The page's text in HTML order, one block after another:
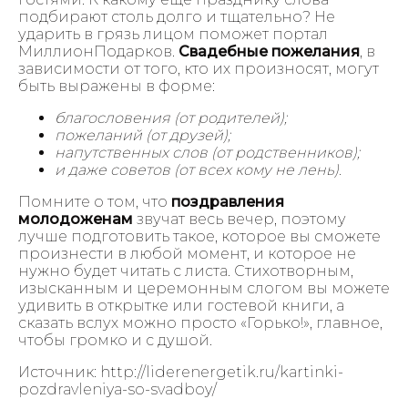
подбирают столь долго и тщательно? Не
ударить в грязь лицом поможет портал
МиллионПодарков. Свадебные пожелания, в
зависимости от того, кто их произносят, могут
быть выражены в форме:
благословения (от родителей);
пожеланий (от друзей);
напутственных слов (от родственников);
и даже советов (от всех кому не лень).
Помните о том, что поздравления
молодоженам звучат весь вечер, поэтому
лучше подготовить такое, которое вы сможете
произнести в любой момент, и которое не
нужно будет читать с листа. Стихотворным,
изысканным и церемонным слогом вы можете
удивить в открытке или гостевой книги, а
сказать вслух можно просто «Горько!», главное,
чтобы громко и с душой.
Источник: http://liderenergetik.ru/kartinki-
pozdravleniya-so-svadboy/